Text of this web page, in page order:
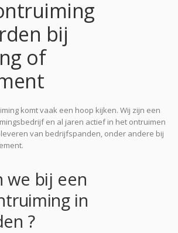
bij
of
komt vaak een hoop kijken. Wij zijn een
en al jaren actief in het ontruimen
van bedrijfspanden, onder andere bij
we bij een
in
?